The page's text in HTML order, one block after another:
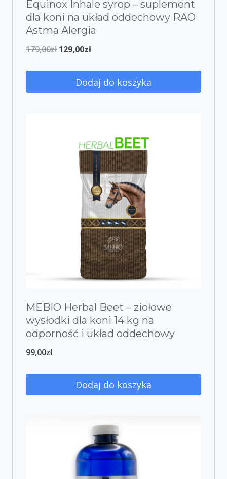
Equinox Inhale syrop – suplement
dla koni na układ oddechowy RAO
Astma Alergia
179,00zł 129,00zł
Dodaj do koszyka
MEBIO Herbal Beet – ziołowe
wysłodki dla koni 14 kg na
odporność i układ oddechowy
99,00zł
Dodaj do koszyka